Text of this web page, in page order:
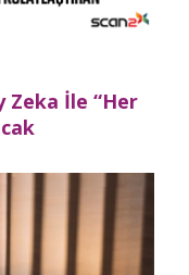
Zeka İle “Her